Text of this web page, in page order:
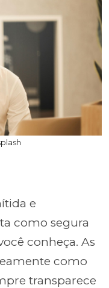
e
como segura
conheça. As
como
transparece